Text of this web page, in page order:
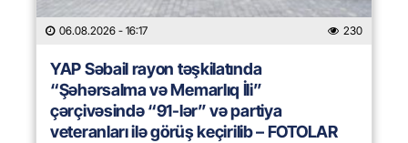
06.08.2026 - 16:17 230
YAP Səbail rayon təşkilatında
“Şəhərsalma və Memarlıq İli”
çərçivəsində “91-lər” və partiya
veteranları ilə görüş keçirilib – FOTOLAR